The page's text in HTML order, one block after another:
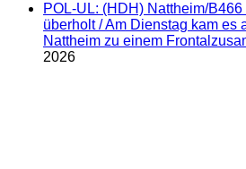
POL-UL: (HDH) Nattheim/
überholt / Am Dienstag kam es
Nattheim zu einem
2026